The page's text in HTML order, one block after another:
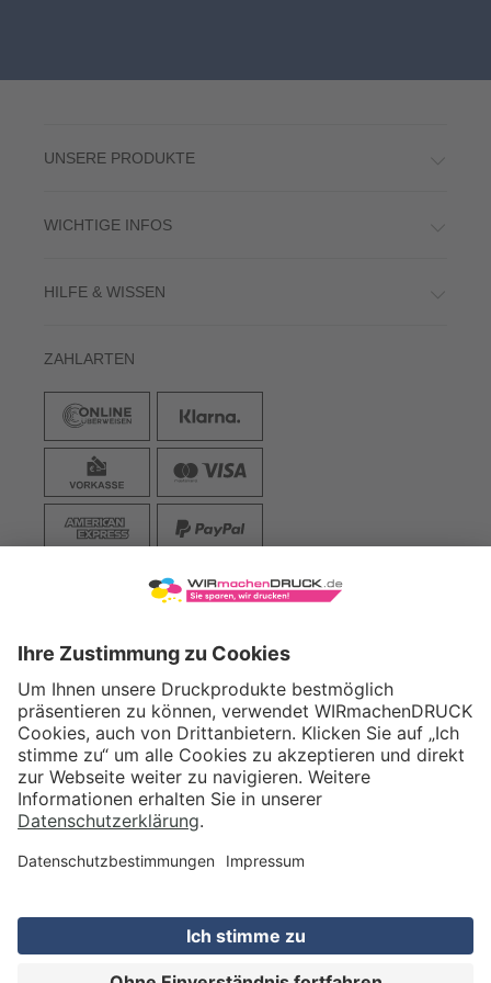
UNSERE PRODUKTE
WICHTIGE INFOS
HILFE & WISSEN
ZAHLARTEN
VERSAND
WIRmachenDRUCK GmbH
Illerstraße 15
71522 Backnang